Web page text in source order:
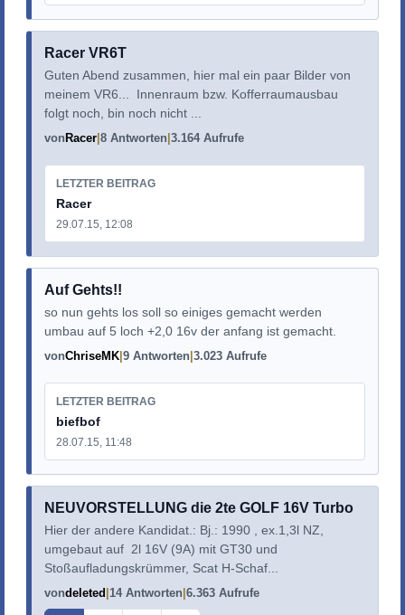
Racer VR6T
Guten Abend zusammen, hier mal ein paar Bilder von
meinem VR6... Innenraum bzw. Kofferraumausbau
folgt noch, bin noch nicht ...
von Racer 8 Antworten 3.164 Aufrufe
LETZTER BEITRAG
Racer
29.07.15, 12:08
Auf Gehts!!
so nun gehts los soll so einiges gemacht werden
umbau auf 5 loch +2,0 16v der anfang ist gemacht.
vonChriseMK 9 Antworten 3.023 Aufrufe
LETZTER BEITRAG
biefbof
28.07.15, 11:48
NEUVORSTELLUNG die 2te GOLF 16V Turbo
Hier der andere Kandidat.: Bj.: 1990 , ex.1,3l NZ,
umgebaut auf 2l 16V (9A) mit GT30 und
Stoßaufladungskrümmer, Scat H-Schaf...
vondeleted 14 Antworten 6.363 Aufrufe